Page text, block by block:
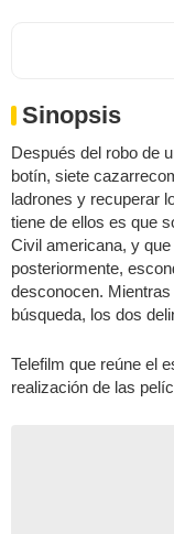
Sinopsis
Después del robo de
botín, siete
ladrones y recuperar
tiene de ellos es que
Civil americana, y
posteriormente,
desconocen.
búsqueda, los dos
Telefilm que reúne el
realización de las